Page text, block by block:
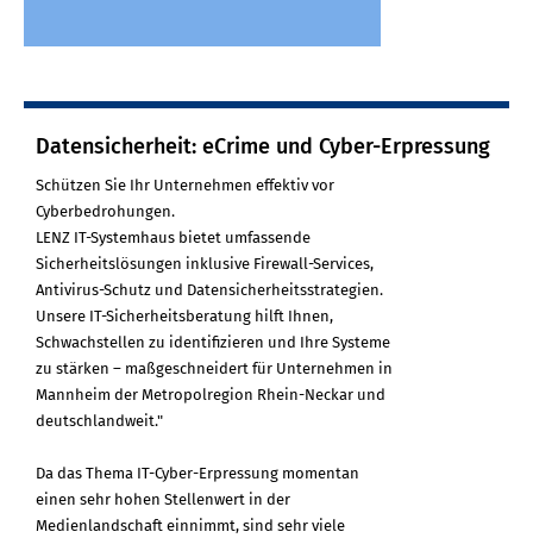
Datensicherheit: eCrime und Cyber-Erpressung
Schützen Sie Ihr Unternehmen effektiv vor
Cyberbedrohungen.
LENZ IT-Systemhaus bietet umfassende
Sicherheitslösungen inklusive Firewall-Services,
Antivirus-Schutz und Datensicherheitsstrategien.
Unsere IT-Sicherheitsberatung hilft Ihnen,
Schwachstellen zu identifizieren und Ihre Systeme
zu stärken – maßgeschneidert für Unternehmen in
Mannheim der Metropolregion Rhein-Neckar und
deutschlandweit."
Da das Thema IT-Cyber-Erpressung momentan
einen sehr hohen Stellenwert in der
Medienlandschaft einnimmt, sind sehr viele